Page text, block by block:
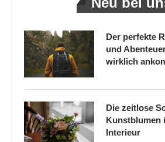
Der perfekte
und
wirklich
Die zeitlose
Kunstblumen
Interieur